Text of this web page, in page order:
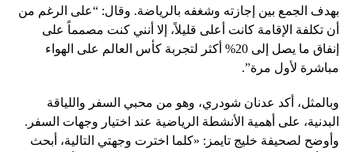
بهدف الجمع بين إجازته وشغفه بالرياضة. وقال: “على الرغم من
أن تكلفة الإقامة كانت أعلى قليلاً، إلا أنني كنت مصمماً على
إنفاق ما يصل إلى 20% أكثر لتجربة كأس العالم على الهواء
مباشرة لأول مرة”.
وبالمثل، أكد عدنان شودري، وهو من محبي السفر واللياقة
البدنية، على أهمية الأنشطة الرياضية عند اختيار وجهات السفر.
وأوضح لصحيفة خليج تايمز: «كلما اخترت وجهتي التالية، أبحث